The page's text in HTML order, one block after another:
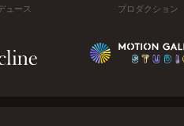
ュース プロダクション